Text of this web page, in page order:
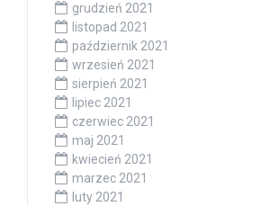
grudzień 2021
listopad 2021
październik 2021
wrzesień 2021
sierpień 2021
lipiec 2021
czerwiec 2021
maj 2021
kwiecień 2021
marzec 2021
luty 2021